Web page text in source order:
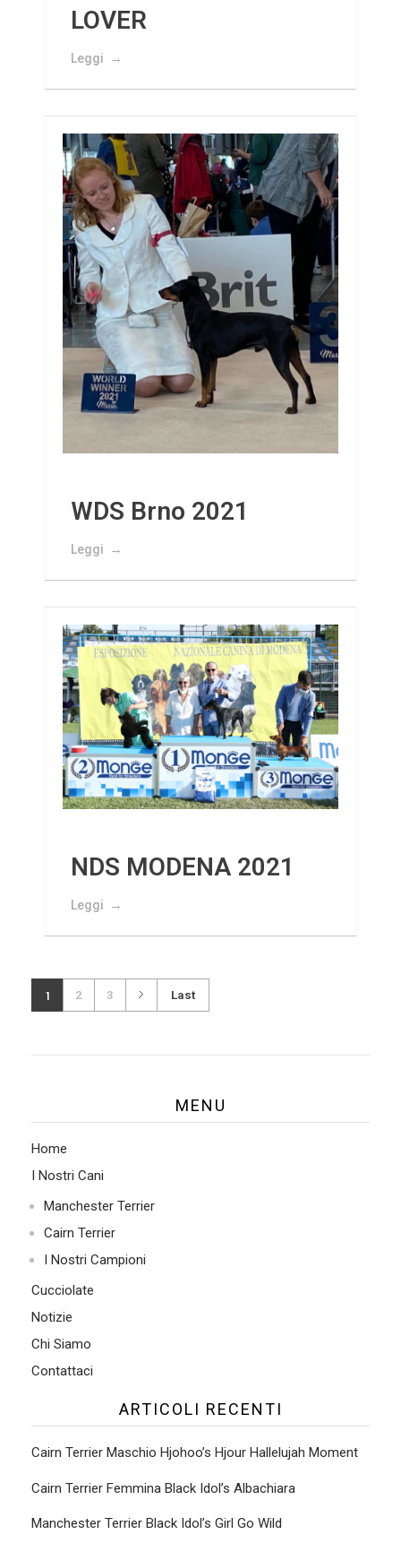
LOVER
Leggi
WDS Brno 2021
Leggi
NDS MODENA 2021
Leggi
1 2 3 Last
MENU
Home
I Nostri Cani
Manchester Terrier
Cairn Terrier
I Nostri Campioni
Cucciolate
Notizie
Chi Siamo
Contattaci
ARTICOLI RECENTI
Cairn Terrier Maschio Hjohoo’s Hjour Hallelujah Moment
Cairn Terrier Femmina Black Idol’s Albachiara
Manchester Terrier Black Idol’s Girl Go Wild